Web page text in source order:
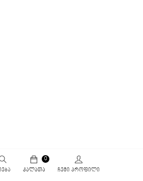
0
ᲙᲐᲚᲐᲗᲐ
ᲩᲔᲛᲘ ᲞᲠᲝᲤᲘᲚᲘ